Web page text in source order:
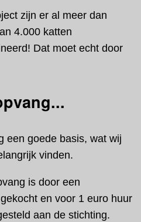
zijn er al meer dan
4.000 katten
Dat moet echt door
een goede basis, wat wij
vinden.
is door een
en voor 1 euro huur
aan de stichting.